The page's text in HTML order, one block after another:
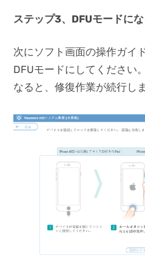
ステップ3、DFUモードに
次にソフト画面の操作ガイ
DFUモードにしてください
なると、修復作業が続行しま